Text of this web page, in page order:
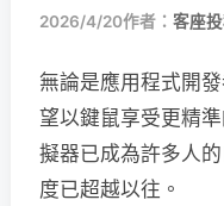
2026/4/20作者： 客座
無論是應用程式開
望以鍵鼠享受更精
擬器已成為許多人
度已超越以往。